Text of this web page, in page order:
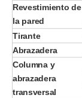
Revestimiento de
la pared
Tirante
Abrazadera
Columna y
abrazadera
transversal